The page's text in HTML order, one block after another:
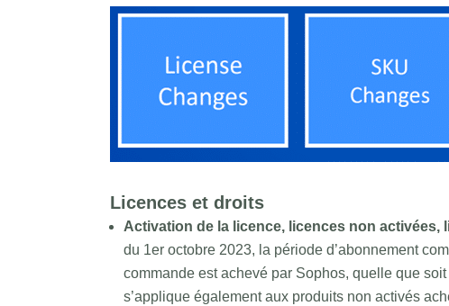
Licences et droits
Activation de la licence, licences non
du 1er octobre 2023, la période d’abonnement
commande est achevé par Sophos, quelle que
s’applique également aux produits non activés